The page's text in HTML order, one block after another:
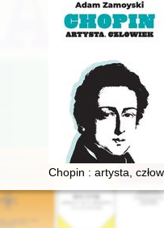
muzyki Fryderyka
der Rezeptions- und
Chopin : artysta,